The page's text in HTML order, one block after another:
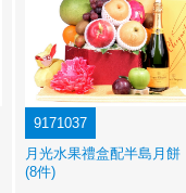
9171037
月光水果禮盒配半島月餅
(8件)